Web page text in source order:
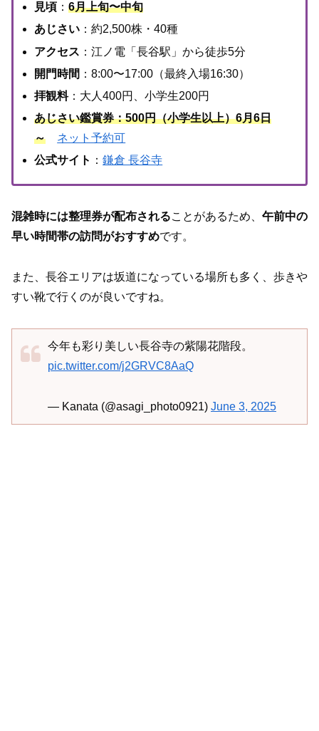
見頃 ：6月上旬〜中旬
あじさい ：約2,500株・40種
アクセス ：江ノ電「長谷駅」から徒歩5分
開門時間 ：8:00〜17:00（最終入場16:30）
拝観料：大人400円、小学生200円
あじさい鑑賞券：500円（小学生以上）6月6日
～
ネット予約可
公式サイト ：鎌倉 長谷寺
混雑時には整理券が配布されることがあるため、 午前中の
早い時間帯の訪問がおすすめです。
また、長谷エリアは坂道になっている場所も多く、歩きや
すい靴で行くのが良いですね。
今年も彩り美しい長谷寺の紫陽花階段。
pic.twitter.com/j2GRVC8AaQ
— Kanata (@asagi_photo0921) June 3, 2025